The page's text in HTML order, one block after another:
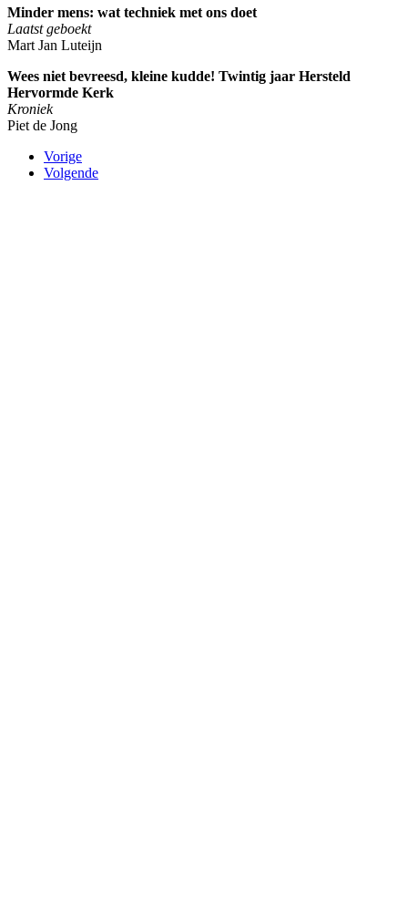
Minder mens: wat techniek met ons doet
Laatst geboekt
Mart Jan Luteijn
Wees niet bevreesd, kleine kudde! Twintig jaar Hersteld
Hervormde Kerk
Kroniek
Piet de Jong
Vorige
Volgende